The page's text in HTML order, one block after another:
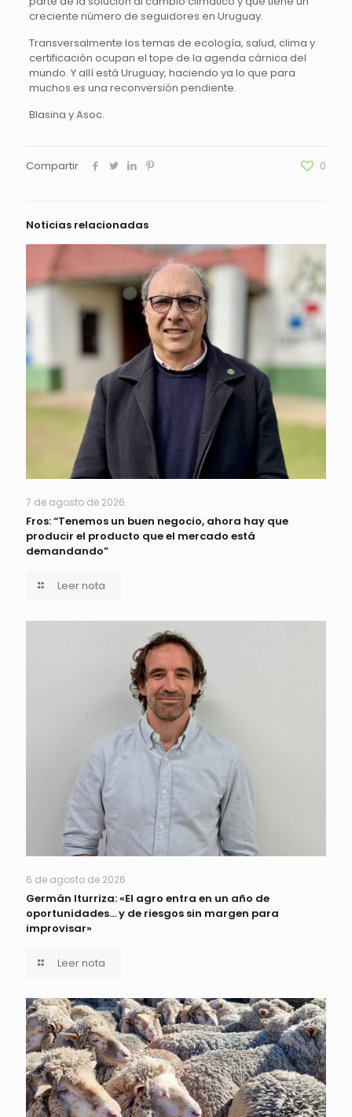
creciente número de seguidores en Uruguay.
Transversalmente los temas de ecología, salud, clima y
certificación ocupan el tope de la agenda cárnica del
mundo. Y allí está Uruguay, haciendo ya lo que para
muchos es una reconversión pendiente.
Blasina y Asoc.
Compartir 0
Noticias relacionadas
7 de agosto de 2026
Fros: “Tenemos un buen negocio, ahora hay que
producir el producto que el mercado está
demandando”
Leer nota
6 de agosto de 2026
Germán Iturriza: «El agro entra en un año de
oportunidades… y de riesgos sin margen para
improvisar»
Leer nota